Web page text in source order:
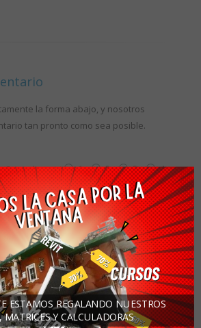
la forma abajo, y nosotros
tan pronto como sea posible.
5 muy bueno) 1 2 3
4
ESTAMOS REGALANDO NUESTROS
MATRICES Y CALCULADORAS